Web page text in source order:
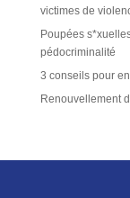
victimes de
Poupées
pédocriminalité
3 conseils pour
Renouvellement